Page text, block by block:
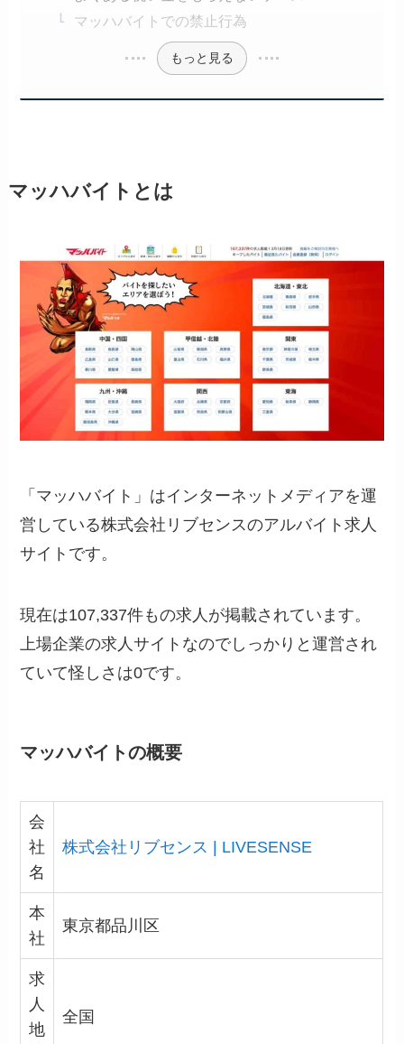
マッハバイトでの禁止行為
もっと見る
マッハバイトとは
「マッハバイト」はインターネットメディアを運
営している株式会社リブセンスのアルバイト求人
サイトです。
現在は107,337件もの求人が掲載されています。
上場企業の求人サイトなのでしっかりと運営され
ていて怪しさは0です。
マッハバイトの概要
会
社
名
株式会社リブセンス | LIVESENSE
本
社
東京都品川区
求
人
地
全国